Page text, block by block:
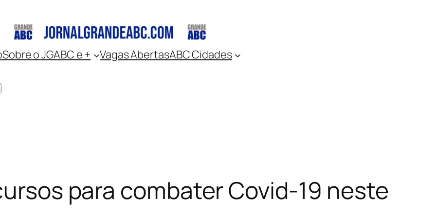
Sobre o JGABC e + Vagas AbertasABC Cidades
para combater Covid-19 neste